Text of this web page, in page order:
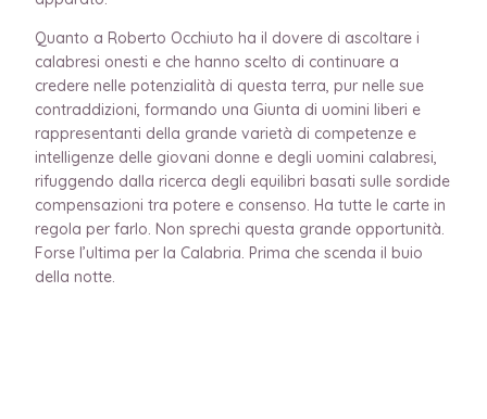
Quanto a Roberto Occhiuto ha il dovere di ascoltare i
calabresi onesti e che hanno scelto di continuare a
credere nelle potenzialità di questa terra, pur nelle sue
contraddizioni, formando una Giunta di uomini liberi e
rappresentanti della grande varietà di competenze e
intelligenze delle giovani donne e degli uomini calabresi,
rifuggendo dalla ricerca degli equilibri basati sulle sordide
compensazioni tra potere e consenso. Ha tutte le carte in
regola per farlo. Non sprechi questa grande opportunità.
Forse l’ultima per la Calabria. Prima che scenda il buio
della notte.